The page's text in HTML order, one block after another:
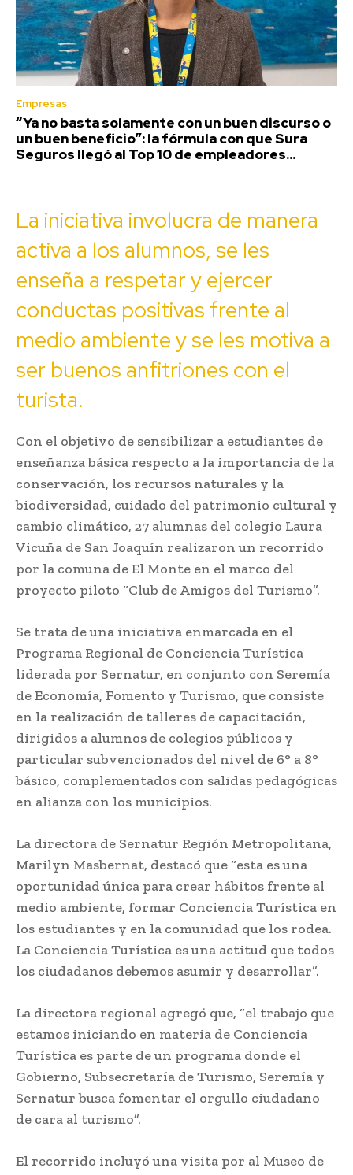
Empresas
“Ya no basta solamente con un buen discurso o
un buen beneficio”: la fórmula con que Sura
Seguros llegó al Top 10 de empleadores...
La iniciativa involucra de manera
activa a los alumnos, se les
enseña a respetar y ejercer
conductas positivas frente al
medio ambiente y se les motiva a
ser buenos anfitriones con el
turista.
Con el objetivo de sensibilizar a estudiantes de
enseñanza básica respecto a la importancia de la
conservación, los recursos naturales y la
biodiversidad, cuidado del patrimonio cultural y
cambio climático, 27 alumnas del colegio Laura
Vicuña de San Joaquín realizaron un recorrido
por la comuna de El Monte en el marco del
proyecto piloto “Club de Amigos del Turismo”.
Se trata de una iniciativa enmarcada en el
Programa Regional de Conciencia Turística
liderada por Sernatur, en conjunto con Seremía
de Economía, Fomento y Turismo, que consiste
en la realización de talleres de capacitación,
dirigidos a alumnos de colegios públicos y
particular subvencionados del nivel de 6° a 8°
básico, complementados con salidas pedagógicas
en alianza con los municipios.
La directora de Sernatur Región Metropolitana,
Marilyn Masbernat, destacó que “esta es una
oportunidad única para crear hábitos frente al
medio ambiente, formar Conciencia Turística en
los estudiantes y en la comunidad que los rodea.
La Conciencia Turística es una actitud que todos
los ciudadanos debemos asumir y desarrollar”.
La directora regional agregó que, “el trabajo que
estamos iniciando en materia de Conciencia
Turística es parte de un programa donde el
Gobierno, Subsecretaría de Turismo, Seremía y
Sernatur busca fomentar el orgullo ciudadano
de cara al turismo”.
El recorrido incluyó una visita por al Museo de